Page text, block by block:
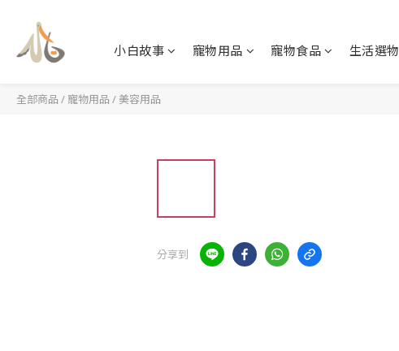
小白故事 寵物用品 寵物食品 生活選物
全部商品 / 寵物用品 / 美容用品
分享到